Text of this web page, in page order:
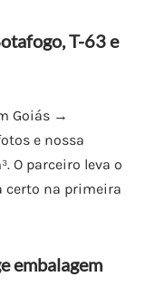
T-63 e
Goiás →
e nossa
O parceiro leva o
certo na primeira
embalagem